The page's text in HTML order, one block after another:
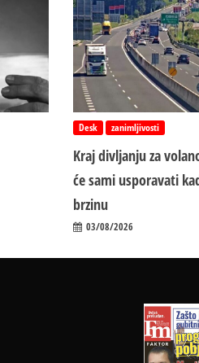
Desk zanimljivosti
Kraj divljanju za
će sami usporavati
brzinu
03/08/2026